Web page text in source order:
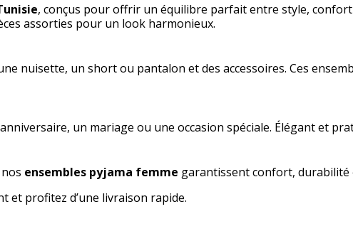
, conçus pour offrir un équilibre parfait entre style,
assorties pour un look harmonieux.
nuisette, un short ou pantalon et des accessoires. Ces
un mariage ou une occasion spéciale. Élégant et
ensembles pyjama femme garantissent confort, durabilité
et profitez d’une livraison rapide.